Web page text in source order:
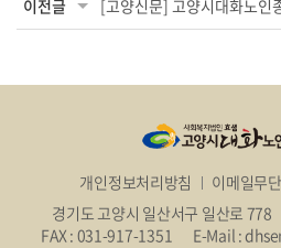
이전글
개인정보처리방침 이메일무
경기도 고양시 일산서구 일산로 778
FAX : 031-917-1351
E-Mail :